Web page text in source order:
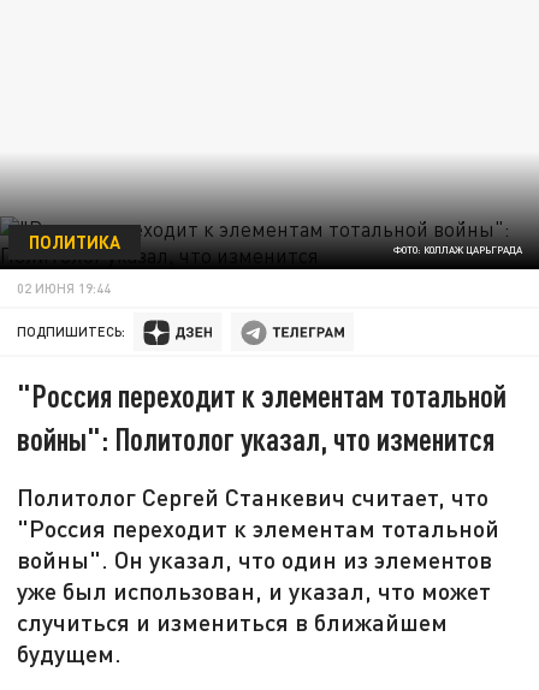
ФОТО: КОЛЛАЖ ЦАРЬГРАДА
ПОЛИТИКА
02 ИЮНЯ 19:44
ПОДПИШИТЕСЬ:
"Россия переходит к элементам тотальной
войны": Политолог указал, что изменится
Политолог Сергей Станкевич считает, что
"Россия переходит к элементам тотальной
войны". Он указал, что один из элементов
уже был использован, и указал, что может
случиться и измениться в ближайшем
будущем.